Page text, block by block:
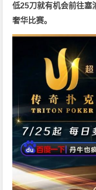
低25刀就有机会前往塞
奢华比赛。